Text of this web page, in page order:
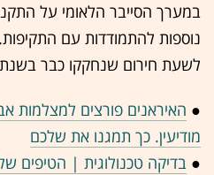
במערך הסייבר הלאומי על
נוספות להתמודדות עם
לשעת חירום שנחקקו כבר בשנת 2023.
● האיראנים פורצים למצלמות
מודיעין. כך תמגנו את שלכם
● בדיקה טכנולוגית | הטיפים